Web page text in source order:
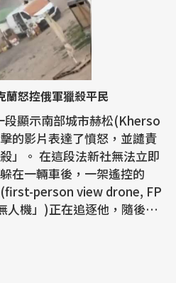
蘭怒控俄軍獵殺平民
顯示南部城市赫松(Kherso
的影片表達了憤怒，並譴責
社無法立即
在一輛車後，一架遙控的
(first-person view drone, FP
人機」)正在追逐他，隨後引